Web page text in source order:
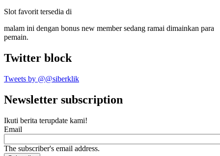
Slot favorit tersedia di
malam ini dengan bonus new member sedang ramai dimainkan para
pemain.
Twitter block
Tweets by @@siberklik
Newsletter subscription
Ikuti berita terupdate kami!
Email
The subscriber's email address.